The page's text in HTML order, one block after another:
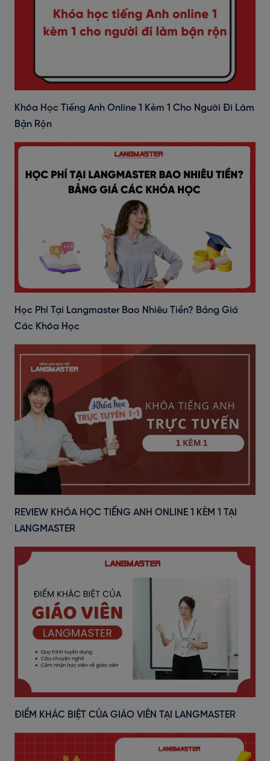
Khóa Học Tiếng Anh Online 1 Kèm 1 Cho Người Đi Làm
Bận Rộn
Học Phí Tại Langmaster Bao Nhiêu Tiền? Bảng Giá
Các Khóa Học
REVIEW KHÓA HỌC TIẾNG ANH ONLINE 1 KÈM 1 TẠI
LANGMASTER
ĐIỂM KHÁC BIỆT CỦA GIÁO VIÊN TẠI LANGMASTER